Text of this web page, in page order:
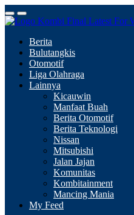
Berita
Bulutangkis
Otomotif
Liga Olahraga
Lainnya
Kicauwin
Manfaat Buah
Berita Otomotif
Berita Teknologi
Nissan
Mitsubishi
Jalan Jajan
Komunitas
Kombitainment
Mancing Mania
My Feed